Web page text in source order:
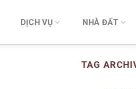
DỊCH VỤ NHÀ ĐẤT
TAG